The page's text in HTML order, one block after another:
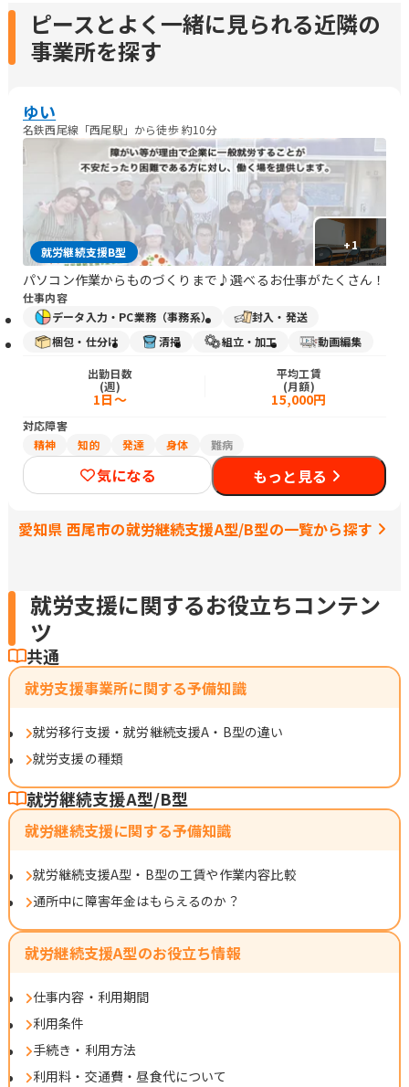
ピースとよく一緒に見られる近隣の
事業所を探す
ゆい
名鉄西尾線「西尾駅」から徒歩 約10分
+1
就労継続支援B型
パソコン作業からものづくりまで♪選べるお仕事がたくさん！
仕事内容
データ入力・PC業務（事務系）
封入・発送
梱包・仕分け
清掃 組立・加工 動画編集
出勤日数
(週)
1日～
平均工賃
(月額)
15,000円
対応障害
精神
知的 発達 身体 難病
気になる もっと見る
愛知県 西尾市の就労継続支援A型/B型の一覧から探す
就労支援に関するお役立ちコンテン
ツ
共通
就労支援事業所に関する予備知識
就労移行支援・就労継続支援A・B型の違い
就労支援の種類
就労継続支援A型/B型
就労継続支援に関する予備知識
就労継続支援A型・B型の工賃や作業内容比較
通所中に障害年金はもらえるのか？
就労継続支援A型のお役立ち情報
仕事内容・利用期間
利用条件
手続き・利用方法
利用料・交通費・昼食代について